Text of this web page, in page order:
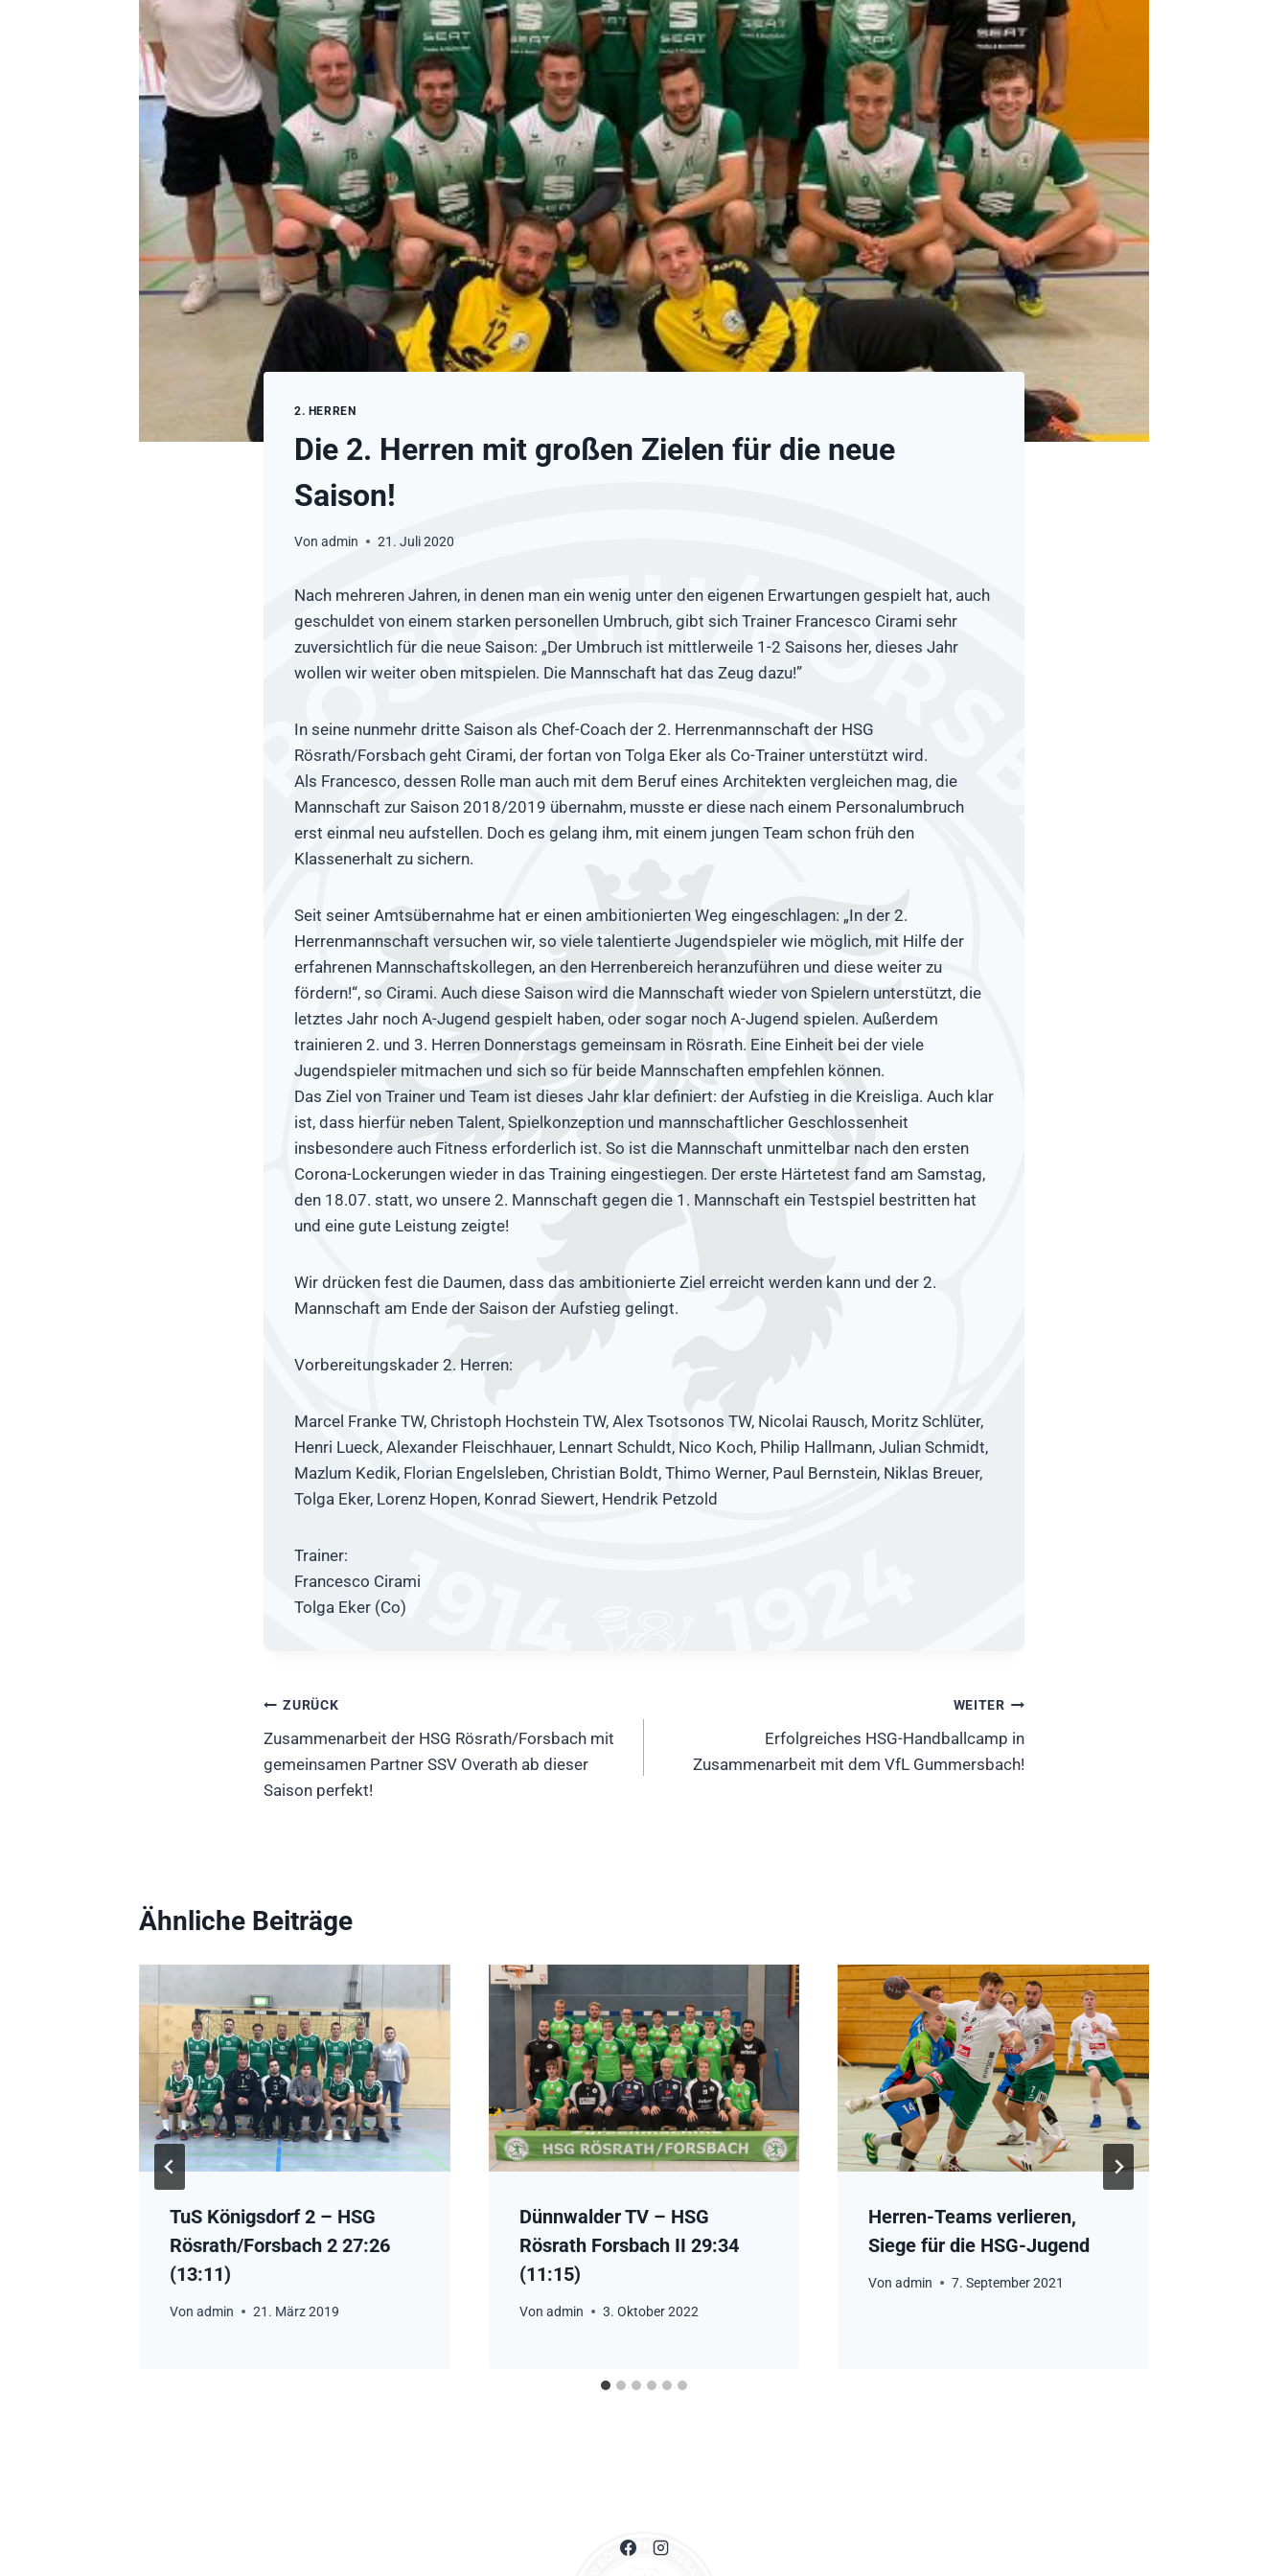
2. HERREN
Die 2. Herren mit großen Zielen für die neue
Saison!
Von admin 21. Juli 2020
Nach mehreren Jahren, in denen man ein wenig unter den eigenen Erwartungen gespielt hat, auch
geschuldet von einem starken personellen Umbruch, gibt sich Trainer Francesco Cirami sehr
zuversichtlich für die neue Saison: „Der Umbruch ist mittlerweile 1-2 Saisons her, dieses Jahr
wollen wir weiter oben mitspielen. Die Mannschaft hat das Zeug dazu!”
In seine nunmehr dritte Saison als Chef-Coach der 2. Herrenmannschaft der HSG
Rösrath/Forsbach geht Cirami, der fortan von Tolga Eker als Co-Trainer unterstützt wird.
Als Francesco, dessen Rolle man auch mit dem Beruf eines Architekten vergleichen mag, die
Mannschaft zur Saison 2018/2019 übernahm, musste er diese nach einem Personalumbruch
erst einmal neu aufstellen. Doch es gelang ihm, mit einem jungen Team schon früh den
Klassenerhalt zu sichern.
Seit seiner Amtsübernahme hat er einen ambitionierten Weg eingeschlagen: „In der 2.
Herrenmannschaft versuchen wir, so viele talentierte Jugendspieler wie möglich, mit Hilfe der
erfahrenen Mannschaftskollegen, an den Herrenbereich heranzuführen und diese weiter zu
fördern!“, so Cirami. Auch diese Saison wird die Mannschaft wieder von Spielern unterstützt, die
letztes Jahr noch A-Jugend gespielt haben, oder sogar noch A-Jugend spielen. Außerdem
trainieren 2. und 3. Herren Donnerstags gemeinsam in Rösrath. Eine Einheit bei der viele
Jugendspieler mitmachen und sich so für beide Mannschaften empfehlen können.
Das Ziel von Trainer und Team ist dieses Jahr klar definiert: der Aufstieg in die Kreisliga. Auch klar
ist, dass hierfür neben Talent, Spielkonzeption und mannschaftlicher Geschlossenheit
insbesondere auch Fitness erforderlich ist. So ist die Mannschaft unmittelbar nach den ersten
Corona-Lockerungen wieder in das Training eingestiegen. Der erste Härtetest fand am Samstag,
den 18.07. statt, wo unsere 2. Mannschaft gegen die 1. Mannschaft ein Testspiel bestritten hat
und eine gute Leistung zeigte!
Wir drücken fest die Daumen, dass das ambitionierte Ziel erreicht werden kann und der 2.
Mannschaft am Ende der Saison der Aufstieg gelingt.
Vorbereitungskader 2. Herren:
Marcel Franke TW, Christoph Hochstein TW, Alex Tsotsonos TW, Nicolai Rausch, Moritz Schlüter,
Henri Lueck, Alexander Fleischhauer, Lennart Schuldt, Nico Koch, Philip Hallmann, Julian Schmidt,
Mazlum Kedik, Florian Engelsleben, Christian Boldt, Thimo Werner, Paul Bernstein, Niklas Breuer,
Tolga Eker, Lorenz Hopen, Konrad Siewert, Hendrik Petzold
Trainer:
Francesco Cirami
Tolga Eker (Co)
Beitragsnavigation
ZURÜCK
Zusammenarbeit der HSG Rösrath/Forsbach mit
gemeinsamen Partner SSV Overath ab dieser
Saison perfekt!
WEITER
Erfolgreiches HSG-Handballcamp in
Zusammenarbeit mit dem VfL Gummersbach!
Ähnliche Beiträge
TuS Königsdorf 2 – HSG
Rösrath/Forsbach 2 27:26
(13:11)
Von admin 21. März 2019
Dünnwalder TV – HSG
Rösrath Forsbach II 29:34
(11:15)
Von admin 3. Oktober 2022
Herren-Teams verlieren,
Siege für die HSG-Jugend
Von admin 7. September 2021